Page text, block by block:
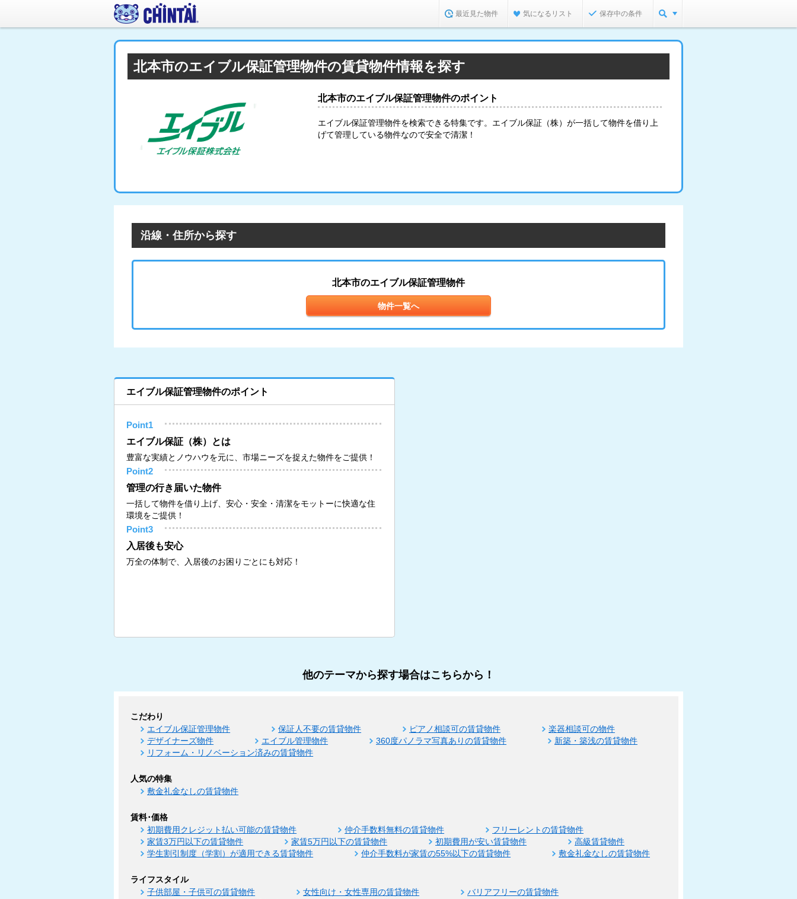
最近見た物件 気になるリスト 保存中の条件
北本市のエイブル保証管理物件の賃貸物件情報を探す
北本市のエイブル保証管理物件のポイント
エイブル保証管理物件を検索できる特集です。エイブル保証（株）が一括して物件を借り上
げて管理している物件なので安全で清潔！
沿線・住所から探す
北本市のエイブル保証管理物件
物件一覧へ
エイブル保証管理物件のポイント
Point1
エイブル保証（株）とは
豊富な実績とノウハウを元に、市場ニーズを捉えた物件をご提供！
Point2
管理の行き届いた物件
一括して物件を借り上げ、安心・安全・清潔をモットーに快適な住
環境をご提供！
Point3
入居後も安心
万全の体制で、入居後のお困りごとにも対応！
他のテーマから探す場合はこちらから！
こだわり
エイブル保証管理物件 保証人不要の賃貸物件 ピアノ相談可の賃貸物件
楽器相談可の物件
デザイナーズ物件
エイブル管理物件 360度パノラマ写真ありの賃貸物件
新築・築浅の賃貸物件
リフォーム・リノベーション済みの賃貸物件
人気の特集
敷金礼金なしの賃貸物件
賃料･価格
初期費用クレジット払い可能の賃貸物件 仲介手数料無料の賃貸物件
フリーレントの賃貸物件
家賃3万円以下の賃貸物件
家賃5万円以下の賃貸物件 初期費用が安い賃貸物件
高級賃貸物件
学生割引制度（学割）が適用できる賃貸物件
仲介手数料が家賃の55%以下の賃貸物件 敷金礼金なしの賃貸物件
ライフスタイル
子供部屋・子供可の賃貸物件 女性向け・女性専用の賃貸物件
バリアフリーの賃貸物件